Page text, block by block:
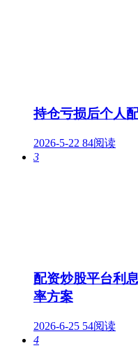
持仓亏损后个人
2026-5-22 84阅读
3
配资炒股平台利
率方案
2026-6-25 54阅读
4